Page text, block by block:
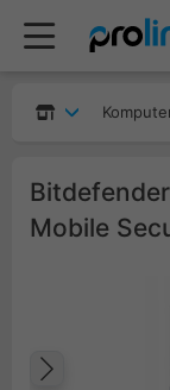
Mobile